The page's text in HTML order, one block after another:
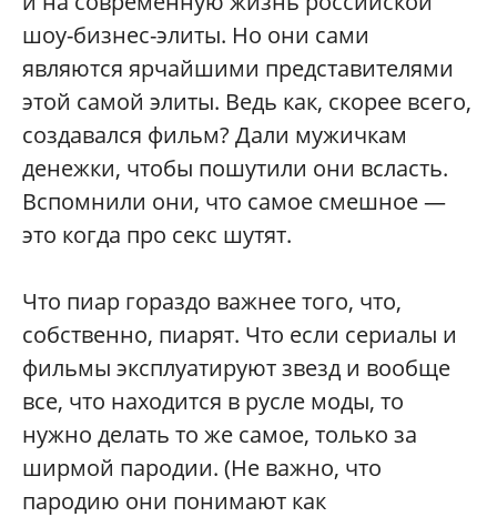
шоу-бизнес-элиты. Но они сами
являются ярчайшими представителями
этой самой элиты. Ведь как, скорее всего,
создавался фильм? Дали мужичкам
денежки, чтобы пошутили они всласть.
Вспомнили они, что самое смешное —
это когда про секс шутят.
Что пиар гораздо важнее того, что,
собственно, пиарят. Что если сериалы и
фильмы эксплуатируют звезд и вообще
все, что находится в русле моды, то
нужно делать то же самое, только за
ширмой пародии. (Не важно, что
пародию они понимают как